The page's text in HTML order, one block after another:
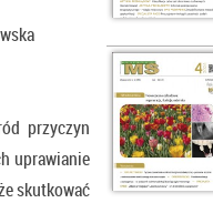
przyczyn
uprawianie
skutkować